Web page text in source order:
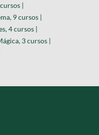
|
9 cursos |
4 cursos |
3 cursos |